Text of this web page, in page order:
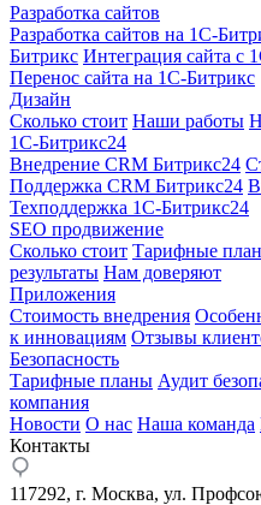
Разработка сайтов
Разработка сайтов на 1С-
Битрикс Интеграция сайта с
Перенос сайта на 1С-Битрикс
Дизайн
Сколько стоит Наши работы
1С-Битрикс24
Внедрение CRM Битрикс24
Поддержка CRM Битрикс24
Техподдержка 1С-Битрикс24
SEO продвижение
Сколько стоит Тарифные
результаты Нам доверяют
Приложения
Стоимость внедрения
к инновациям Отзывы
Безопасность
Тарифные планы Аудит
компания
Новости О нас Наша команда
Контакты
117292, г. Москва, ул.